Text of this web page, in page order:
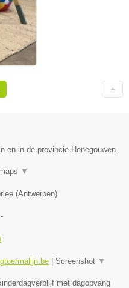
en in de provincie Henegouwen.
▼
(Antwerpen)
-
Screenshot ▼
met dagopvang